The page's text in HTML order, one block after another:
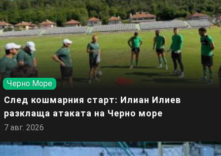
Черно Море
След кошмарния старт: Илиан Илиев
разклаща атаката на Черно море
7 авг. 2026